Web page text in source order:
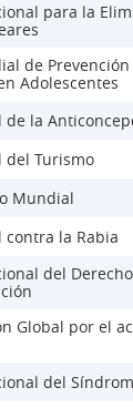
para la
de
Adolescentes
de la
del Turismo
Mundial
la Rabia
del
Global por el
del